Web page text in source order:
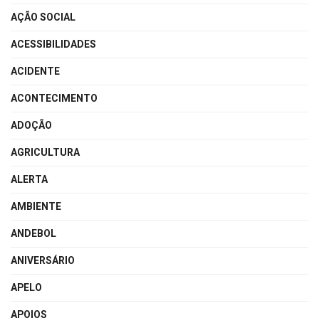
AÇÃO SOCIAL
ACESSIBILIDADES
ACIDENTE
ACONTECIMENTO
ADOÇÃO
AGRICULTURA
ALERTA
AMBIENTE
ANDEBOL
ANIVERSÁRIO
APELO
APOIOS